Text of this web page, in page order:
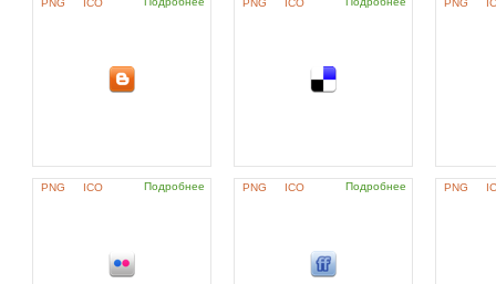
PNG ICO PNG ICO PNG
PNG ICO Подробнее PNG ICO Подробнее PNG